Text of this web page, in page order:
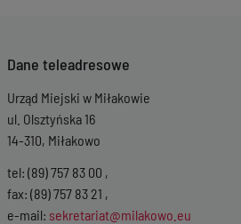
Dane teleadresowe
Urząd Miejski w Miłakowie
ul. Olsztyńska 16
14-310, Miłakowo
tel: (89) 757 83 00 ,
fax: (89) 757 83 21 ,
e-mail: sekretariat@milakowo.eu